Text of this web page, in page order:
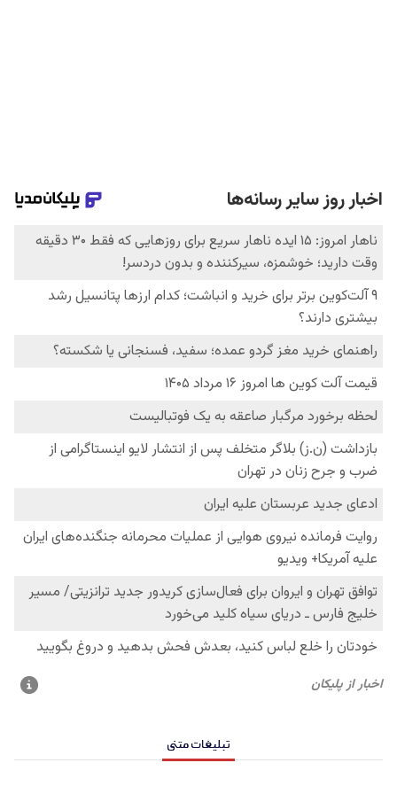
تبلیغات متنی